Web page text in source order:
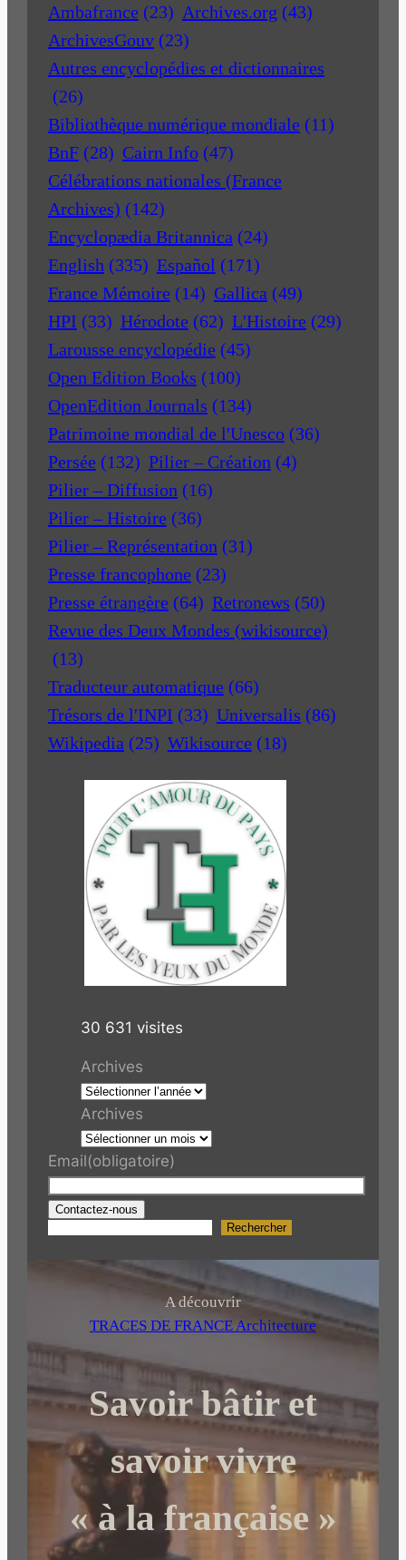
Ambafrance (23) Archives.org (43)
ArchivesGouv (23)
Autres encyclopédies et dictionnaires
(26)
Bibliothèque numérique mondiale (11)
BnF (28) Cairn Info (47)
Célébrations nationales (France
Archives) (142)
Encyclopædia Britannica (24)
English (335) Español (171)
France Mémoire (14) Gallica (49)
HPI (33) Hérodote (62) L'Histoire (29)
Larousse encyclopédie (45)
Open Edition Books (100)
OpenEdition Journals (134)
Patrimoine mondial de l'Unesco (36)
Persée (132) Pilier – Création (4)
Pilier – Diffusion (16)
Pilier – Histoire (36)
Pilier – Représentation (31)
Presse francophone (23)
Presse étrangère (64) Retronews (50)
Revue des Deux Mondes (wikisource)
(13)
Traducteur automatique (66)
Trésors de l'INPI (33) Universalis (86)
Wikipedia (25) Wikisource (18)
30 631 visites
Archives
Archives
Email(obligatoire)
Contactez-nous
R
r
c
h
r
Rechercher
A découvrir
TRACES DE FRANCE Architecture
Savoir bâtir et
savoir vivre
« à la française »